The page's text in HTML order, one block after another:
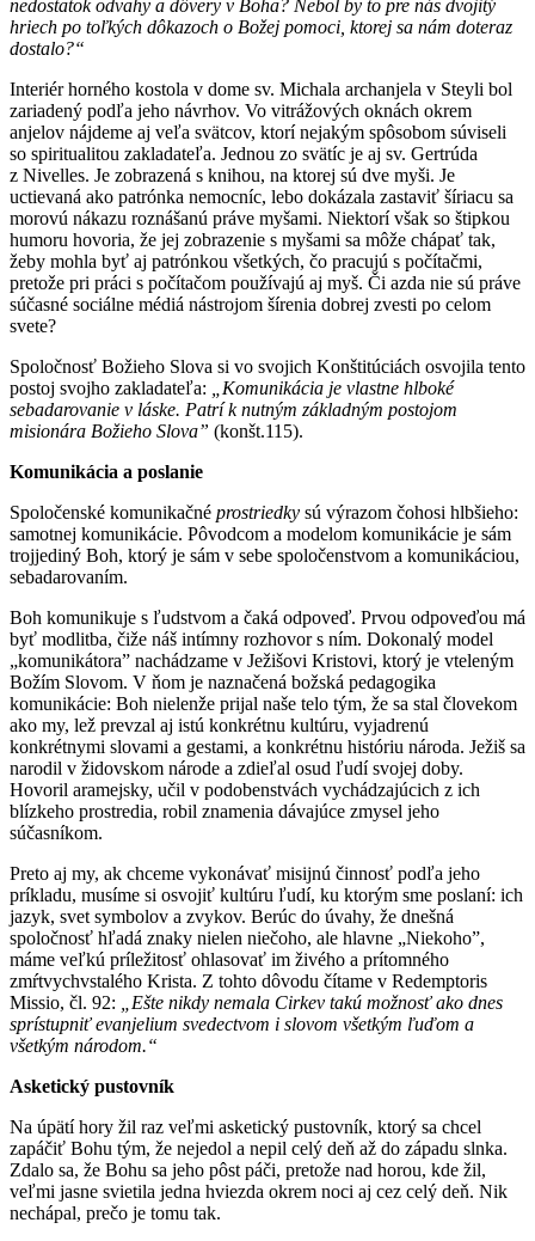
nedostatok odvahy a dôvery v Boha? Nebol by to pre nás dvojitý
hriech po toľkých dôkazoch o Božej pomoci, ktorej sa nám doteraz
dostalo?“
Interiér horného kostola v dome sv. Michala archanjela v Steyli bol
zariadený podľa jeho návrhov. Vo vitrážových oknách okrem
anjelov nájdeme aj veľa svätcov, ktorí nejakým spôsobom súviseli
so spiritualitou zakladateľa. Jednou zo svätíc je aj sv. Gertrúda
z Nivelles. Je zobrazená s knihou, na ktorej sú dve myši. Je
uctievaná ako patrónka nemocníc, lebo dokázala zastaviť šíriacu sa
morovú nákazu roznášanú práve myšami. Niektorí však so štipkou
humoru hovoria, že jej zobrazenie s myšami sa môže chápať tak,
žeby mohla byť aj patrónkou všetkých, čo pracujú s počítačmi,
pretože pri práci s počítačom používajú aj myš. Či azda nie sú práve
súčasné sociálne médiá nástrojom šírenia dobrej zvesti po celom
svete?
Spoločnosť Božieho Slova si vo svojich Konštitúciách osvojila tento
postoj svojho zakladateľa:
„Komunikácia je vlastne hlboké
sebadarovanie v láske. Patrí k nutným základným postojom
misionára Božieho Slova” (konšt.115).
Komunikácia a poslanie
Spoločenské komunikačné prostriedky sú výrazom čohosi hlbšieho:
samotnej komunikácie. Pôvodcom a modelom komunikácie je sám
trojjediný Boh, ktorý je sám v sebe spoločenstvom a komunikáciou,
sebadarovaním.
Boh komunikuje s ľudstvom a čaká odpoveď. Prvou odpoveďou má
byť modlitba, čiže náš intímny rozhovor s ním. Dokonalý model
„komunikátora” nachádzame v Ježišovi Kristovi, ktorý je vteleným
Božím Slovom. V ňom je naznačená božská pedagogika
komunikácie: Boh nielenže prijal naše telo tým, že sa stal človekom
ako my, lež prevzal aj istú konkrétnu kultúru, vyjadrenú
konkrétnymi slovami a gestami, a konkrétnu históriu národa. Ježiš sa
narodil v židovskom národe a zdieľal osud ľudí svojej doby.
Hovoril aramejsky, učil v podobenstvách vychádzajúcich z ich
blízkeho prostredia, robil znamenia dávajúce zmysel jeho
súčasníkom.
Preto aj my, ak chceme vykonávať misijnú činnosť podľa jeho
príkladu, musíme si osvojiť kultúru ľudí, ku ktorým sme poslaní: ich
jazyk, svet symbolov a zvykov. Berúc do úvahy, že dnešná
spoločnosť hľadá znaky nielen niečoho, ale hlavne „Niekoho”,
máme veľkú príležitosť ohlasovať im živého a prítomného
zmŕtvychvstalého Krista. Z tohto dôvodu čítame v Redemptoris
Missio, čl. 92:
„Ešte nikdy nemala Cirkev takú možnosť ako dnes
sprístupniť evanjelium svedectvom i slovom všetkým ľuďom a
všetkým národom.“
Asketický pustovník
Na úpätí hory žil raz veľmi asketický pustovník, ktorý sa chcel
zapáčiť Bohu tým, že nejedol a nepil celý deň až do západu slnka.
Zdalo sa, že Bohu sa jeho pôst páči, pretože nad horou, kde žil,
veľmi jasne svietila jedna hviezda okrem noci aj cez celý deň. Nik
nechápal, prečo je tomu tak.